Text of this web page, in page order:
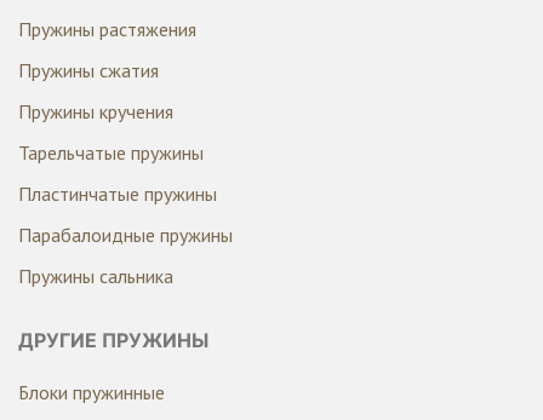
Пружины растяжения
Пружины сжатия
Пружины кручения
Тарельчатые пружины
Пластинчатые пружины
Парабалоидные пружины
Пружины сальника
ДРУГИЕ ПРУЖИНЫ
Блоки пружинные